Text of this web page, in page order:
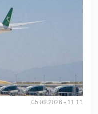
05.08.2026 - 11:11